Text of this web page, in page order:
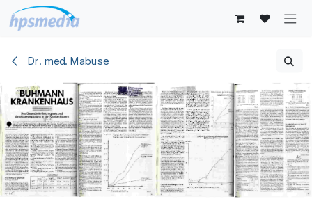
Zum Inhalt springen
Dr. med. Mabuse